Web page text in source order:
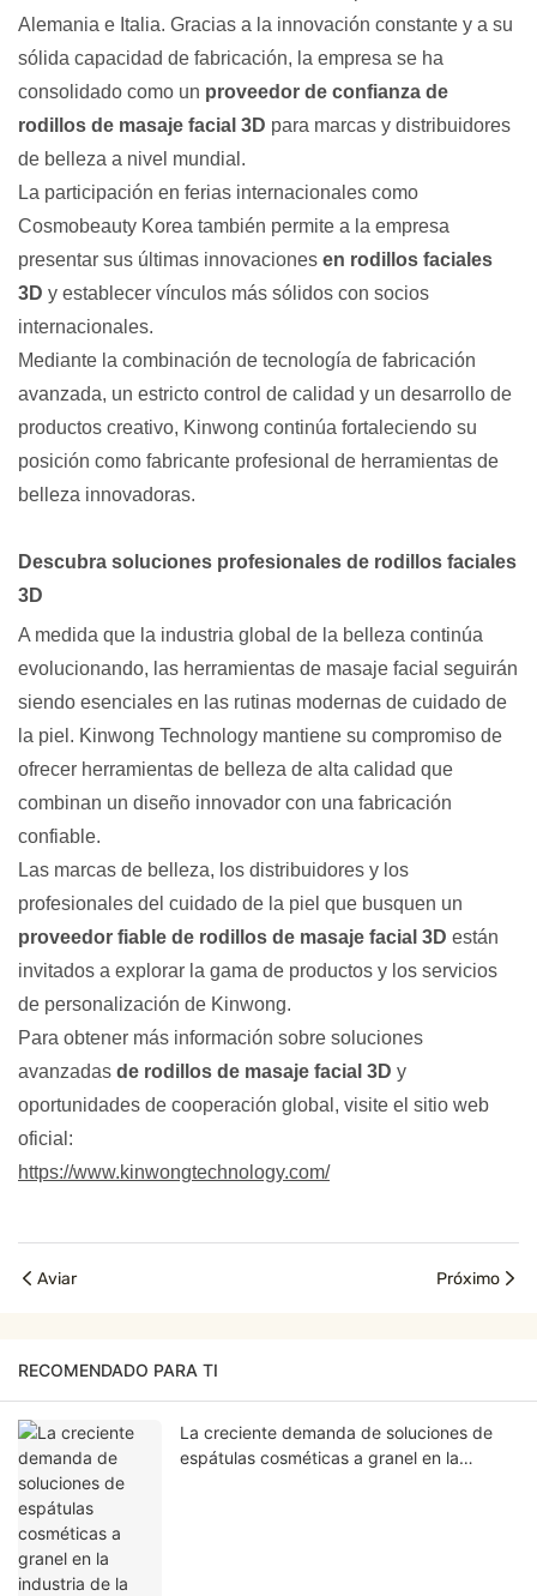
Alemania e Italia. Gracias a la innovación constante y a su
sólida capacidad de fabricación, la empresa se ha
consolidado como un proveedor de confianza de
rodillos de masaje facial 3D para marcas y distribuidores
de belleza a nivel mundial.
La participación en ferias internacionales como
Cosmobeauty Korea también permite a la empresa
presentar sus últimas innovaciones en rodillos faciales
3D y establecer vínculos más sólidos con socios
internacionales.
Mediante la combinación de tecnología de fabricación
avanzada, un estricto control de calidad y un desarrollo de
productos creativo, Kinwong continúa fortaleciendo su
posición como fabricante profesional de herramientas de
belleza innovadoras.
Descubra soluciones profesionales de rodillos faciales
3D
A medida que la industria global de la belleza continúa
evolucionando, las herramientas de masaje facial seguirán
siendo esenciales en las rutinas modernas de cuidado de
la piel. Kinwong Technology mantiene su compromiso de
ofrecer herramientas de belleza de alta calidad que
combinan un diseño innovador con una fabricación
confiable.
Las marcas de belleza, los distribuidores y los
profesionales del cuidado de la piel que busquen un
proveedor fiable de rodillos de masaje facial 3D están
invitados a explorar la gama de productos y los servicios
de personalización de Kinwong.
Para obtener más información sobre soluciones
avanzadas de rodillos de masaje facial 3D y
oportunidades de cooperación global, visite el sitio web
oficial:
https://www.kinwongtechnology.com/
Aviar Próximo
RECOMENDADO PARA TI
La creciente demanda de soluciones de
espátulas cosméticas a granel en la